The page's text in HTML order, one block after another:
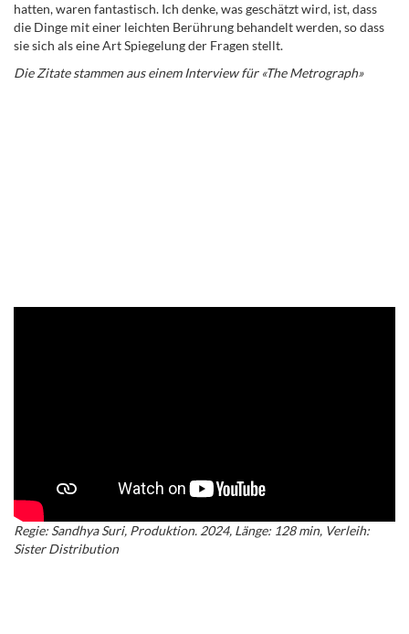
hatten, waren fantastisch. Ich denke, was geschätzt wird, ist, dass
die Dinge mit einer leichten Berührung behandelt werden, so dass
sie sich als eine Art Spiegelung der Fragen stellt.
Die Zitate stammen aus einem Interview für «The Metrograph»
Regie: Sandhya Suri, Produktion. 2024, Länge: 128 min, Verleih:
Sister Distribution